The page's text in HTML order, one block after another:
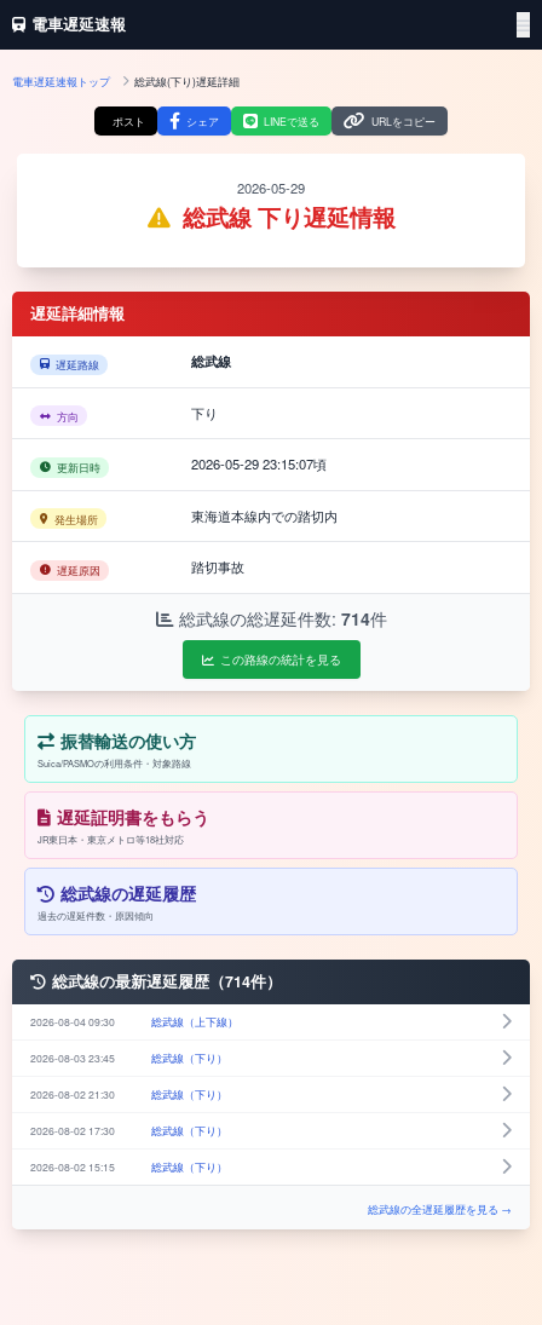
電車遅延速報
電車遅延速報トップ 総武線(下り)遅延詳細
ポスト シェア LINEで送る URLをコピー
2026-05-29
総武線 下り遅延情報
遅延詳細情報
遅延路線 総武線
方向 下り
更新日時 2026-05-29 23:15:07頃
発生場所 東海道本線内での踏切内
遅延原因 踏切事故
総武線の総遅延件数: 714件
この路線の統計を見る
振替輸送の使い方
Suica/PASMOの利用条件・対象路線
遅延証明書をもらう
JR東日本・東京メトロ等18社対応
総武線の遅延履歴
過去の遅延件数・原因傾向
総武線の最新遅延履歴（714件）
2026-08-04 09:30 総武線（上下線）
2026-08-03 23:45 総武線（下り）
2026-08-02 21:30 総武線（下り）
2026-08-02 17:30 総武線（下り）
2026-08-02 15:15 総武線（下り）
総武線の全遅延履歴を見る →